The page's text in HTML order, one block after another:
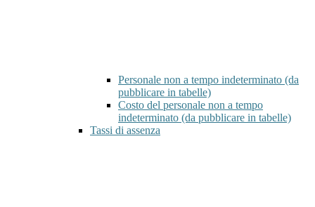
Personale non a tempo indeterminato (da
pubblicare in tabelle)
Costo del personale non a tempo
indeterminato (da pubblicare in tabelle)
Tassi di assenza